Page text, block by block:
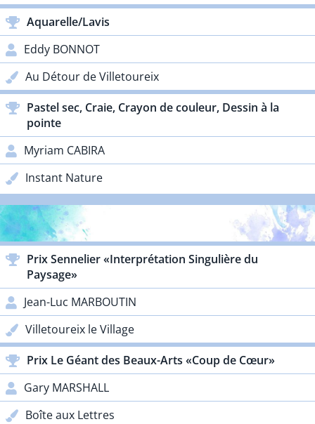
Aquarelle/Lavis
Eddy BONNOT
Au Détour de Villetoureix
Pastel sec, Craie, Crayon de couleur, Dessin à la
pointe
Myriam CABIRA
Instant Nature
Prix Sennelier «Interprétation Singulière du
Paysage»
Jean-Luc MARBOUTIN
Villetoureix le Village
Prix Le Géant des Beaux-Arts «Coup de Cœur»
Gary MARSHALL
Boîte aux Lettres